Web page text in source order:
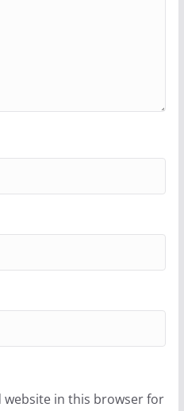
website in this browser for